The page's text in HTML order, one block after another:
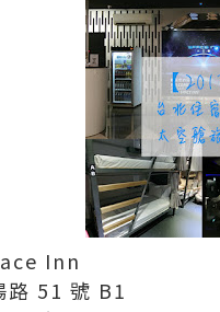
Inn
路 51 號 B1